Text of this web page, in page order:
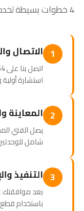
4 خطوات بسيطة لخدمتك في الفحاحيل بسرعة واحترافية
1 الاتصال
استشارة
2 المعاينة
يصل الفني
شامل
3 التنفيذ
بعد موافقتك
باستخدام قطع